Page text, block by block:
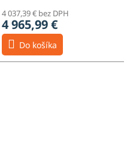
4 037,39 € bez DPH
4 965,99 €
Do košíka